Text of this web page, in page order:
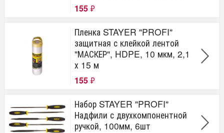
155 ₽
Пленка STAYER "PROFI"
защитная с клейкой лентой
"МАСКЕР", HDPE, 10 мкм, 2,1
х 15 м
155 ₽
Набор STAYER "PROFI"
Надфили с двухкомпонентной
ручкой, 100мм, 6шт